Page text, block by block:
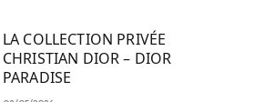
LA COLLECTION PRIVÉE
CHRISTIAN DIOR – DIOR
PARADISE